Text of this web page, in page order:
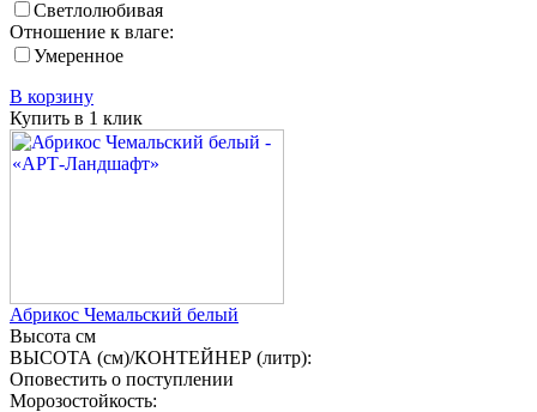
Светлолюбивая
Отношение к влаге:
Умеренное
В корзину
Купить в 1 клик
Абрикос Чемальский белый
Высота см
ВЫСОТА (см)/КОНТЕЙНЕР (литр):
Оповестить о поступлении
Морозостойкость: